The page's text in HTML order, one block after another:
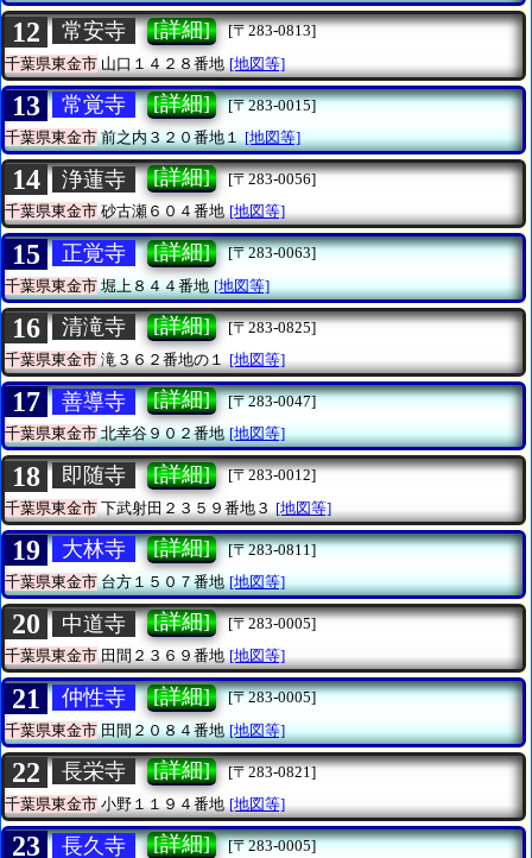
12 常安寺 [詳細]
[〒283-0813]
千葉県東金市 山口１４２８番地 [地図等]
13 常覚寺 [詳細]
[〒283-0015]
千葉県東金市前之内３２０番地１ [地図等]
14 浄蓮寺 [詳細]
[〒283-0056]
千葉県東金市砂古瀬６０４番地 [地図等]
15 正覚寺 [詳細]
[〒283-0063]
千葉県東金市堀上８４４番地 [地図等]
16 清滝寺 [詳細]
[〒283-0825]
千葉県東金市 滝３６２番地の１ [地図等]
17 善導寺 [詳細]
[〒283-0047]
千葉県東金市北幸谷９０２番地 [地図等]
18 即随寺 [詳細]
[〒283-0012]
千葉県東金市 下武射田２３５９番地３ [地図等]
19 大林寺 [詳細]
[〒283-0811]
千葉県東金市台方１５０７番地 [地図等]
20 中道寺 [詳細]
[〒283-0005]
千葉県東金市田間２３６９番地 [地図等]
21 仲性寺 [詳細]
[〒283-0005]
千葉県東金市田間２０８４番地 [地図等]
22 長栄寺 [詳細]
[〒283-0821]
千葉県東金市 小野１１９４番地 [地図等]
23 長久寺 [詳細]
[〒283-0005]